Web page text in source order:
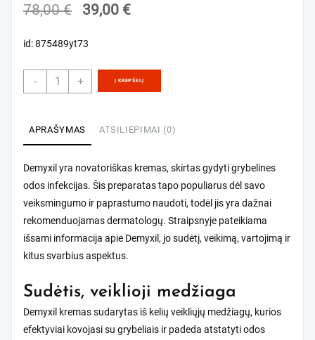
78,00€
Original
was:
78,00 €.
39,00 €Current
39,00 €.
id: 875489yt73
-
produkto
kiekis:
+ Į KREPŠELĮ
APRAŠYMAS ATSILIEPIMAI (0)
Demyxil yra novatoriškas kremas, skirtas gydyti grybelines
odos infekcijas. Šis preparatas tapo populiarus dėl savo
veiksmingumo ir paprastumo naudoti, todėl jis yra dažnai
rekomenduojamas dermatologų. Straipsnyje pateikiama
išsami informacija apie Demyxil, jo sudėtį, veikimą, vartojimą ir
kitus svarbius aspektus.
Sudėtis, veiklioji medžiaga
Demyxil kremas sudarytas iš kelių veikliųjų medžiagų, kurios
efektyviai kovojasi su grybeliais ir padeda atstatyti odos